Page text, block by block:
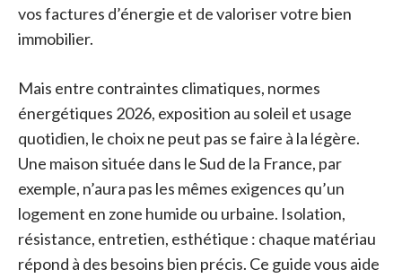
vos factures d’énergie et de valoriser votre bien
immobilier.
Mais entre contraintes climatiques, normes
énergétiques 2026, exposition au soleil et usage
quotidien, le choix ne peut pas se faire à la légère.
Une maison située dans le Sud de la France, par
exemple, n’aura pas les mêmes exigences qu’un
logement en zone humide ou urbaine. Isolation,
résistance, entretien, esthétique : chaque matériau
répond à des besoins bien précis. Ce guide vous aide